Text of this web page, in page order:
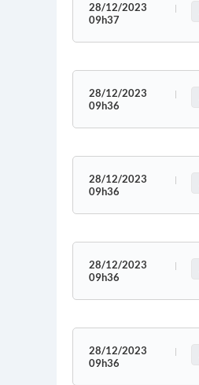
28/12/2023
09h37
28/12/2023
09h36
28/12/2023
09h36
28/12/2023
09h36
28/12/2023
09h36